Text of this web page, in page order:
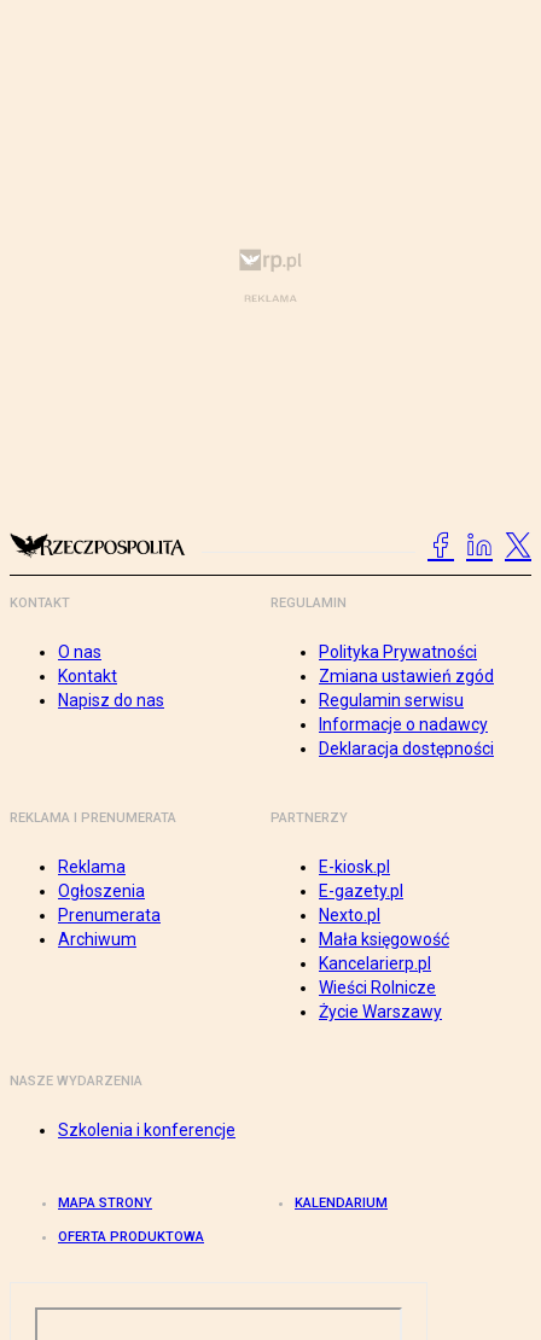
KONTAKT
O nas
Kontakt
Napisz do nas
REGULAMIN
Polityka Prywatności
Zmiana ustawień zgód
Regulamin serwisu
Informacje o nadawcy
Deklaracja dostępności
REKLAMA I PRENUMERATA
Reklama
Ogłoszenia
Prenumerata
Archiwum
PARTNERZY
E-kiosk.pl
E-gazety.pl
Nexto.pl
Mała księgowość
Kancelarierp.pl
Wieści Rolnicze
Życie Warszawy
NASZE WYDARZENIA
Szkolenia i konferencje
MAPA STRONY KALENDARIUM
OFERTA PRODUKTOWA